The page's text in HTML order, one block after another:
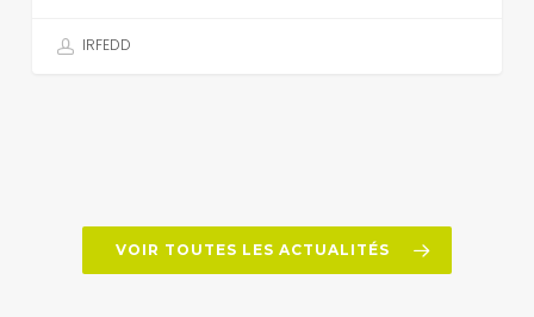
IRFEDD
VOIR TOUTES LES ACTUALITÉS